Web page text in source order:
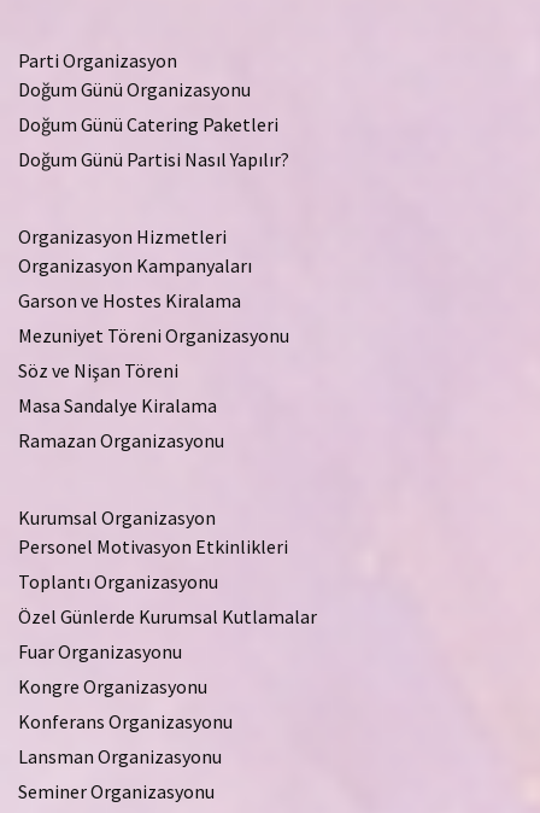
Parti Organizasyon
Doğum Günü Organizasyonu
Doğum Günü Catering Paketleri
Doğum Günü Partisi Nasıl Yapılır?
Organizasyon Hizmetleri
Organizasyon Kampanyaları
Garson ve Hostes Kiralama
Mezuniyet Töreni Organizasyonu
Söz ve Nişan Töreni
Masa Sandalye Kiralama
Ramazan Organizasyonu
Kurumsal Organizasyon
Personel Motivasyon Etkinlikleri
Toplantı Organizasyonu
Özel Günlerde Kurumsal Kutlamalar
Fuar Organizasyonu
Kongre Organizasyonu
Konferans Organizasyonu
Lansman Organizasyonu
Seminer Organizasyonu